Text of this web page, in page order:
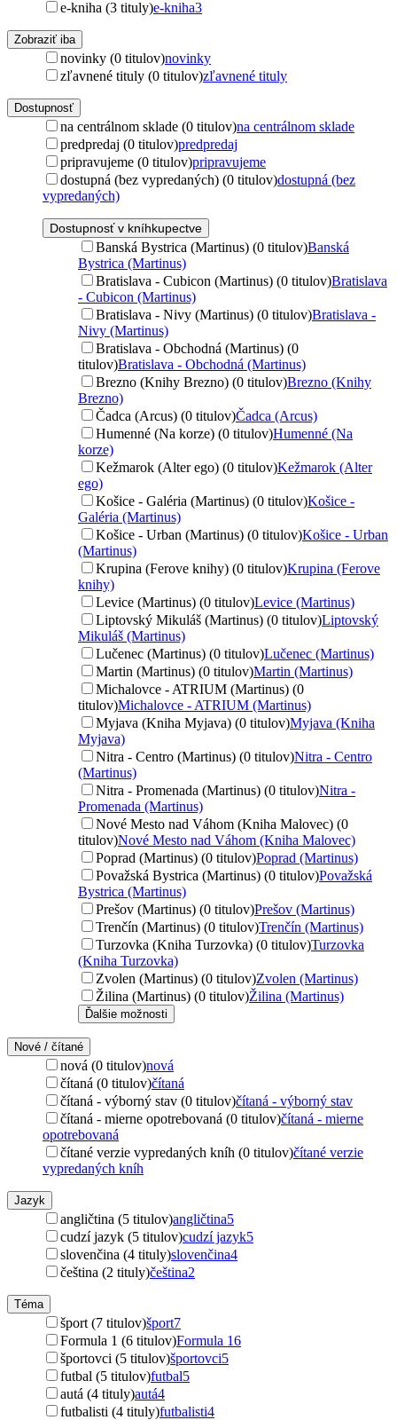
e-kniha (3 tituly)e-kniha3
Zobraziť iba
novinky (0 titulov)novinky
zľavnené tituly (0 titulov)zľavnené tituly
Dostupnosť
na centrálnom sklade (0 titulov)na centrálnom sklade
predpredaj (0 titulov)predpredaj
pripravujeme (0 titulov)pripravujeme
dostupná (bez vypredaných) (0 titulov)dostupná (bez
vypredaných)
Dostupnosť v kníhkupectve
Banská Bystrica (Martinus) (0 titulov)Banská
Bystrica (Martinus)
Bratislava - Cubicon (Martinus) (0 titulov)Bratislava
- Cubicon (Martinus)
Bratislava - Nivy (Martinus) (0 titulov)Bratislava -
Nivy (Martinus)
Bratislava - Obchodná (Martinus) (0
titulov)Bratislava - Obchodná (Martinus)
Brezno (Knihy Brezno) (0 titulov)Brezno (Knihy
Brezno)
Čadca (Arcus) (0 titulov)Čadca (Arcus)
Humenné (Na korze) (0 titulov)Humenné (Na
korze)
Kežmarok (Alter ego) (0 titulov)Kežmarok (Alter
ego)
Košice - Galéria (Martinus) (0 titulov)Košice -
Galéria (Martinus)
Košice - Urban (Martinus) (0 titulov)Košice - Urban
(Martinus)
Krupina (Ferove knihy) (0 titulov)Krupina (Ferove
knihy)
Levice (Martinus) (0 titulov)Levice (Martinus)
Liptovský Mikuláš (Martinus) (0 titulov)Liptovský
Mikuláš (Martinus)
Lučenec (Martinus) (0 titulov)Lučenec (Martinus)
Martin (Martinus) (0 titulov)Martin (Martinus)
Michalovce - ATRIUM (Martinus) (0
titulov)Michalovce - ATRIUM (Martinus)
Myjava (Kniha Myjava) (0 titulov)Myjava (Kniha
Myjava)
Nitra - Centro (Martinus) (0 titulov)Nitra - Centro
(Martinus)
Nitra - Promenada (Martinus) (0 titulov)Nitra -
Promenada (Martinus)
Nové Mesto nad Váhom (Kniha Malovec) (0
titulov)Nové Mesto nad Váhom (Kniha Malovec)
Poprad (Martinus) (0 titulov)Poprad (Martinus)
Považská Bystrica (Martinus) (0 titulov)Považská
Bystrica (Martinus)
Prešov (Martinus) (0 titulov)Prešov (Martinus)
Trenčín (Martinus) (0 titulov)Trenčín (Martinus)
Turzovka (Kniha Turzovka) (0 titulov)Turzovka
(Kniha Turzovka)
Zvolen (Martinus) (0 titulov)Zvolen (Martinus)
Žilina (Martinus) (0 titulov)Žilina (Martinus)
Ďalšie možnosti
Nové / čítané
nová (0 titulov)nová
čítaná (0 titulov)čítaná
čítaná - výborný stav (0 titulov)čítaná - výborný stav
čítaná - mierne opotrebovaná (0 titulov)čítaná - mierne
opotrebovaná
čítané verzie vypredaných kníh (0 titulov)čítané verzie
vypredaných kníh
Jazyk
angličtina (5 titulov)angličtina5
cudzí jazyk (5 titulov)cudzí jazyk5
slovenčina (4 tituly)slovenčina4
čeština (2 tituly)čeština2
Téma
šport (7 titulov)šport7
Formula 1 (6 titulov)Formula 16
športovci (5 titulov)športovci5
futbal (5 titulov)futbal5
autá (4 tituly)autá4
futbalisti (4 tituly)futbalisti4